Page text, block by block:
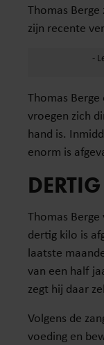
Thomas
zijn recente
Thomas
vroegen zich
hand is.
enorm is
Thomas
dertig kilo is
laatste
van een half
zegt hij daar
Volgens de
voeding en